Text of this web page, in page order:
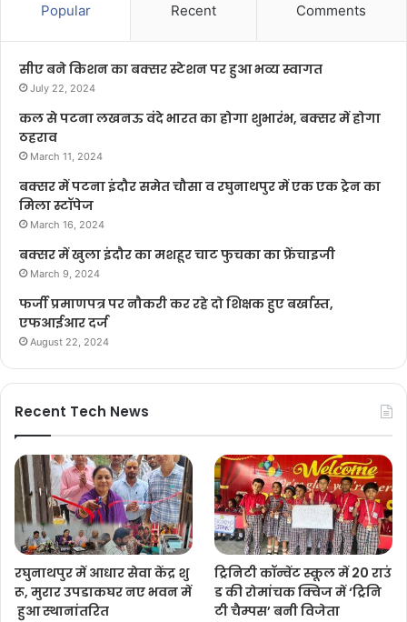
Popular Recent Comments
सीए बने किशन का बक्सर स्टेशन पर हुआ भव्य स्वागत
July 22, 2024
कल से पटना लखनऊ वंदे भारत का होगा शुभारंभ, बक्सर में होगा
ठहराव
March 11, 2024
बक्सर में पटना इंदौर समेत चौसा व रघुनाथपुर में एक एक ट्रेन का
मिला स्टॉपेज
March 16, 2024
बक्सर में खुला इंदौर का मशहूर चाट फुचका का फ्रेंचाइजी
March 9, 2024
फर्जी प्रमाणपत्र पर नौकरी कर रहे दो शिक्षक हुए बर्खास्त,
एफआईआर दर्ज
August 22, 2024
Recent Tech News
रघुनाथपुर में आधार सेवा केंद्र शु
रू, मुरार उपडाकघर नए भवन में
हुआ स्थानांतरित
ट्रिनिटी कॉन्वेंट स्कूल में 20 राउं
ड की रोमांचक क्विज में ‘ट्रिनि
टी चैम्पस’ बनी विजेता